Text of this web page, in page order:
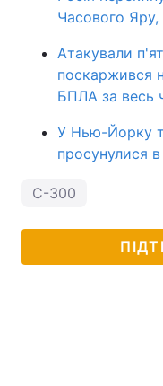
Часового Яру,
Атакували
поскаржився
БПЛА за весь
У Нью-Йорку
просунулися
С-300